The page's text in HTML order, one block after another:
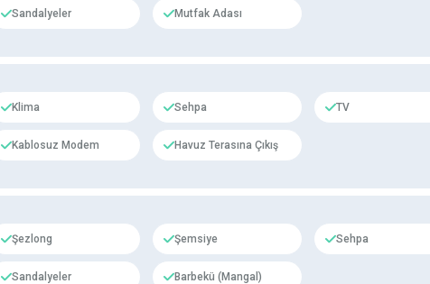
Sandalyeler Mutfak Adası
Klima Sehpa TV
Kablosuz Modem Havuz Terasına Çıkış
Şezlong Şemsiye Sehpa
Sandalyeler Barbekü (Mangal)